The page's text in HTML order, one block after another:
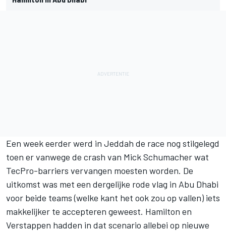
Een week eerder werd in Jeddah de race nog stilgelegd
toen er vanwege de crash van Mick Schumacherwat
TecPro-barriers vervangen moesten worden. De
uitkomst was met een dergelijke rode vlag in Abu Dhabi
voor beide teams (welke kant het ook zou op vallen) iets
makkelijker te accepteren geweest. Hamilton en
Verstappen hadden in dat scenario allebei op nieuwe